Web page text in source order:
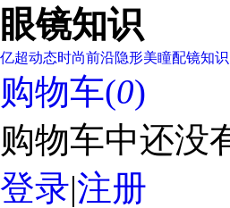
眼镜知识
亿超动态时尚前沿隐形美瞳配镜知识
购物车(0)
购物车中还没
登录|注册